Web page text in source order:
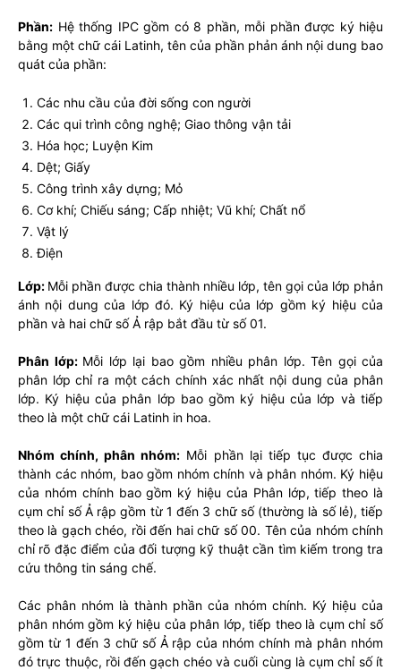
Phần: Hệ thống IPC gồm có 8 phần, mỗi phần được ký hiệu
bằng một chữ cái Latinh, tên của phần phản ánh nội dung bao
quát của phần:
Các nhu cầu của đời sống con người
Các qui trình công nghệ; Giao thông vận tải
Hóa học; Luyện Kim
Dệt; Giấy
Công trình xây dựng; Mỏ
Cơ khí; Chiếu sáng; Cấp nhiệt; Vũ khí; Chất nổ
Vật lý
Điện
Lớp: Mỗi phần được chia thành nhiều lớp, tên gọi của lớp phản
ánh nội dung của lớp đó. Ký hiệu của lớp gồm ký hiệu của
phần và hai chữ số Ả rập bắt đầu từ số 01.
Phân lớp: Mỗi lớp lại bao gồm nhiều phân lớp. Tên gọi của
phân lớp chỉ ra một cách chính xác nhất nội dung của phân
lớp. Ký hiệu của phân lớp bao gồm ký hiệu của lớp và tiếp
theo là một chữ cái Latinh in hoa.
Nhóm chính, phân nhóm: Mỗi phần lại tiếp tục được chia
thành các nhóm, bao gồm nhóm chính và phân nhóm. Ký hiệu
của nhóm chính bao gồm ký hiệu của Phân lớp, tiếp theo là
cụm chỉ số Ả rập gồm từ 1 đến 3 chữ số (thường là số lẻ), tiếp
theo là gạch chéo, rồi đến hai chữ số 00. Tên của nhóm chính
chỉ rõ đặc điểm của đối tượng kỹ thuật cần tìm kiếm trong tra
cứu thông tin sáng chế.
Các phân nhóm là thành phần của nhóm chính. Ký hiệu của
phân nhóm gồm ký hiệu của phân lớp, tiếp theo là cụm chỉ số
gồm từ 1 đến 3 chữ số Ả rập của nhóm chính mà phân nhóm
đó trực thuộc, rồi đến gạch chéo và cuối cùng là cụm chỉ số ít